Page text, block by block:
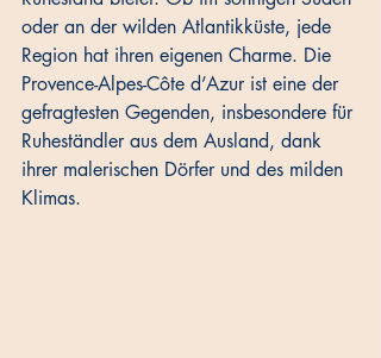
oder an der wilden Atlantikküste, jede
Region hat ihren eigenen Charme. Die
Provence-Alpes-Côte d’Azur ist eine der
gefragtesten Gegenden, insbesondere für
Ruheständler aus dem Ausland, dank
ihrer malerischen Dörfer und des milden
Klimas.